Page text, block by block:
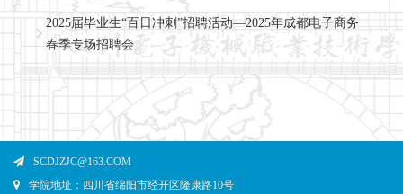
2025届毕业生“百日冲刺”招聘活动—2025年成都电子商务
春季专场招聘会
SCDJZJC@163.COM
学院地址：四川省绵阳市经开区隆康路10号